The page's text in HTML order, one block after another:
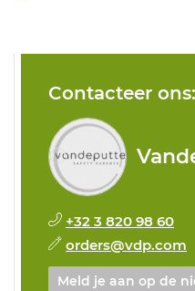
Contacteer ons:
+32 3 820 98 60
orders@vdp.com
Meld je aan op de